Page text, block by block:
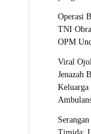
Operasi
TNI
OPM
Viral
Jenazah
Keluarga